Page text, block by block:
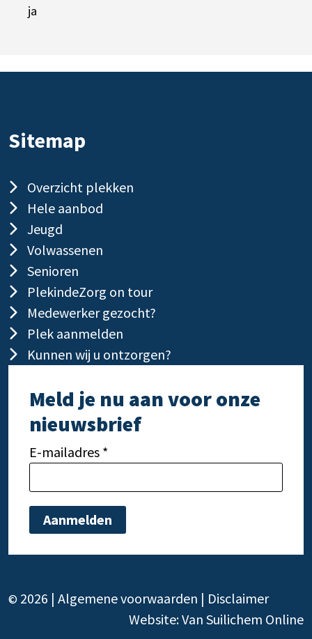
ja
Sitemap
Overzicht plekken
Hele aanbod
Jeugd
Volwassenen
Senioren
PlekindeZorg on tour
Medewerker gezocht?
Plek aanmelden
Kunnen wij u ontzorgen?
Meld je nu aan voor onze
nieuwsbrief
E-mailadres *
© 2026 | Algemene voorwaarden | Disclaimer
Website:Van Suilichem Online